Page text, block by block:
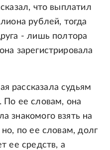
что выплатил
рублей, тогда
- лишь полтора
зарегистрировала
рассказала судьям
По ее словам, она
знакомого взять на
по ее словам, долг
ее средств, а